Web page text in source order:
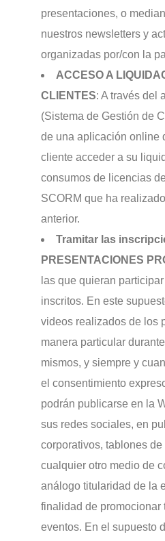
presentaciones, o
nuestros newsletters y
organizadas por/con la
ACCESO A
CLIENTES: A través del
(Sistema de Gestión de
de una aplicación online
cliente acceder a su
consumos de licencias
SCORM que ha
anterior.
Tramitar las
PRESENTACIONES
las que quieran
inscritos. En este
videos realizados de los
manera particular
mismos, y siempre y
el consentimiento
podrán publicarse en la
sus redes sociales, en
corporativos, tablones
cualquier otro medio de
análogo titularidad de la
finalidad de promocionar
eventos. En el supuesto